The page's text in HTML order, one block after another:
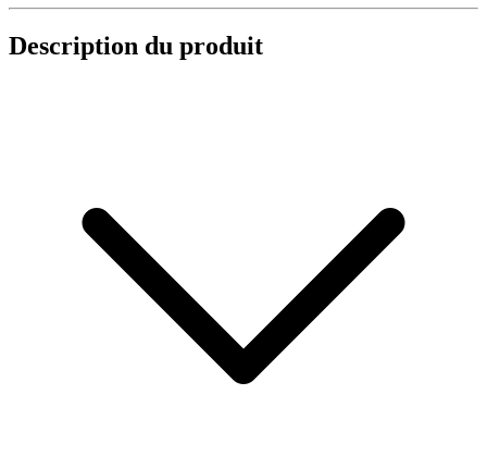
Description du produit